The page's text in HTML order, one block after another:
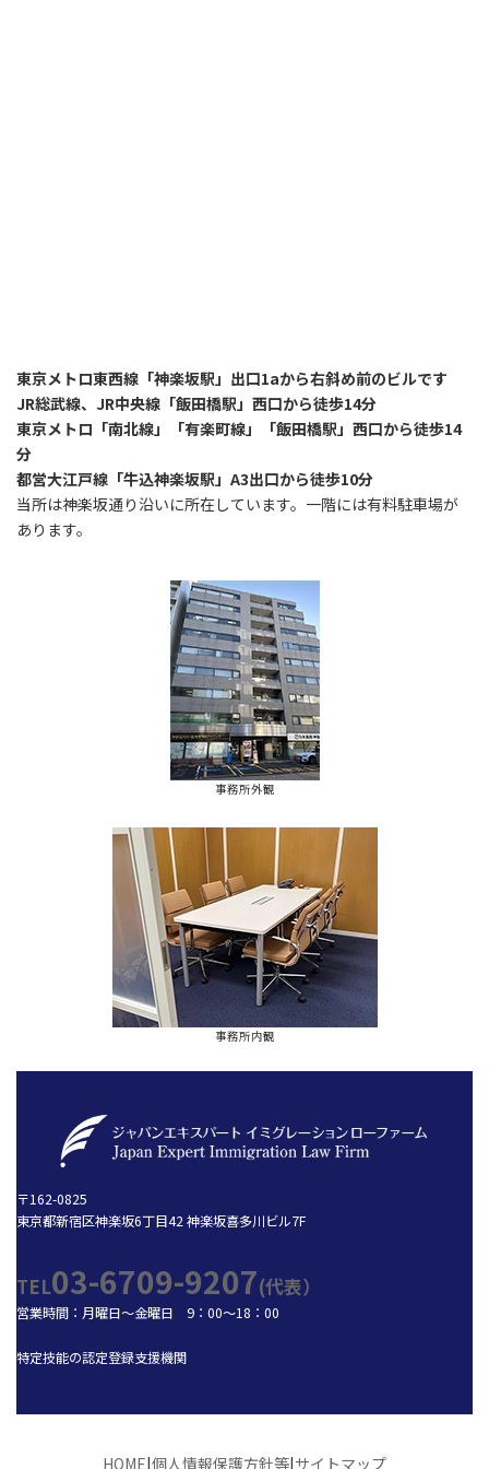
東京メトロ東西線「神楽坂駅」出口1aから右斜め前のビルです
JR総武線、JR中央線「飯田橋駅」西口から徒歩14分
東京メトロ「南北線」「有楽町線」「飯田橋駅」西口から徒歩14
分
都営大江戸線「牛込神楽坂駅」A3出口から徒歩10分
当所は神楽坂通り沿いに所在しています。一階には有料駐車場が
あります。
事務所外観
事務所内観
〒162-0825
東京都新宿区神楽坂6丁目42 神楽坂喜多川ビル7F
TEL03-6709-9207(代表）
営業時間：月曜日～金曜日 9：00～18：00
特定技能の認定登録支援機関
HOME|個人情報保護方針等|サイトマップ